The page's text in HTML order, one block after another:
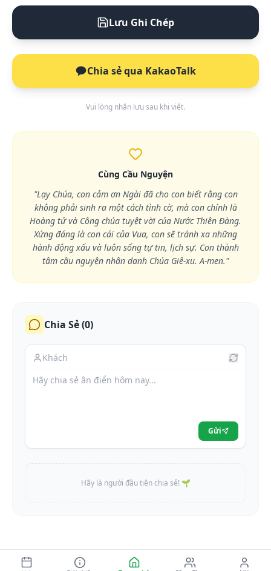
Lưu Ghi Chép
Chia sẻ qua KakaoTalk
Vui lòng nhấn lưu sau khi viết.
Cùng Cầu Nguyện
"Lạy Chúa, con cảm ơn Ngài đã cho con biết rằng con
không phải sinh ra một cách tình cờ, mà con chính là
Hoàng tử và Công chúa tuyệt vời của Nước Thiên Đàng.
Xứng đáng là con cái của Vua, con sẽ tránh xa những
hành động xấu và luôn sống tự tin, lịch sự. Con thành
tâm cầu nguyện nhân danh Chúa Giê-xu. A-men."
Chia Sẻ (0)
Gửi
Hãy là người đầu tiên chia sẻ! 🌱